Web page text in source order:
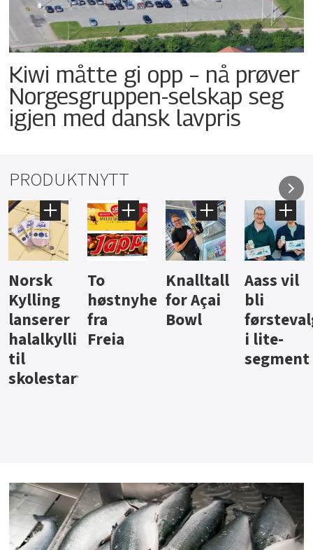
Kiwi måtte gi opp – nå prøver
Norgesgruppen-selskap seg
igjen med dansk lavpris
PRODUKTNYTT
Knalltall
for Açai
Bowl
Aass vil
bli
førstevalg
i lite-
Brus og
jus fra
Berentsen
Hard
iste fra
Hansa